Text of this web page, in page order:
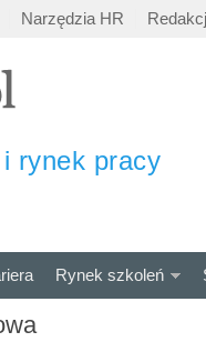
Narzędzia HR
rynek pracy
Rynek szkoleń